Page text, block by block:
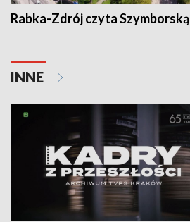
Rabka-Zdrój czyta Szymborską
INNE